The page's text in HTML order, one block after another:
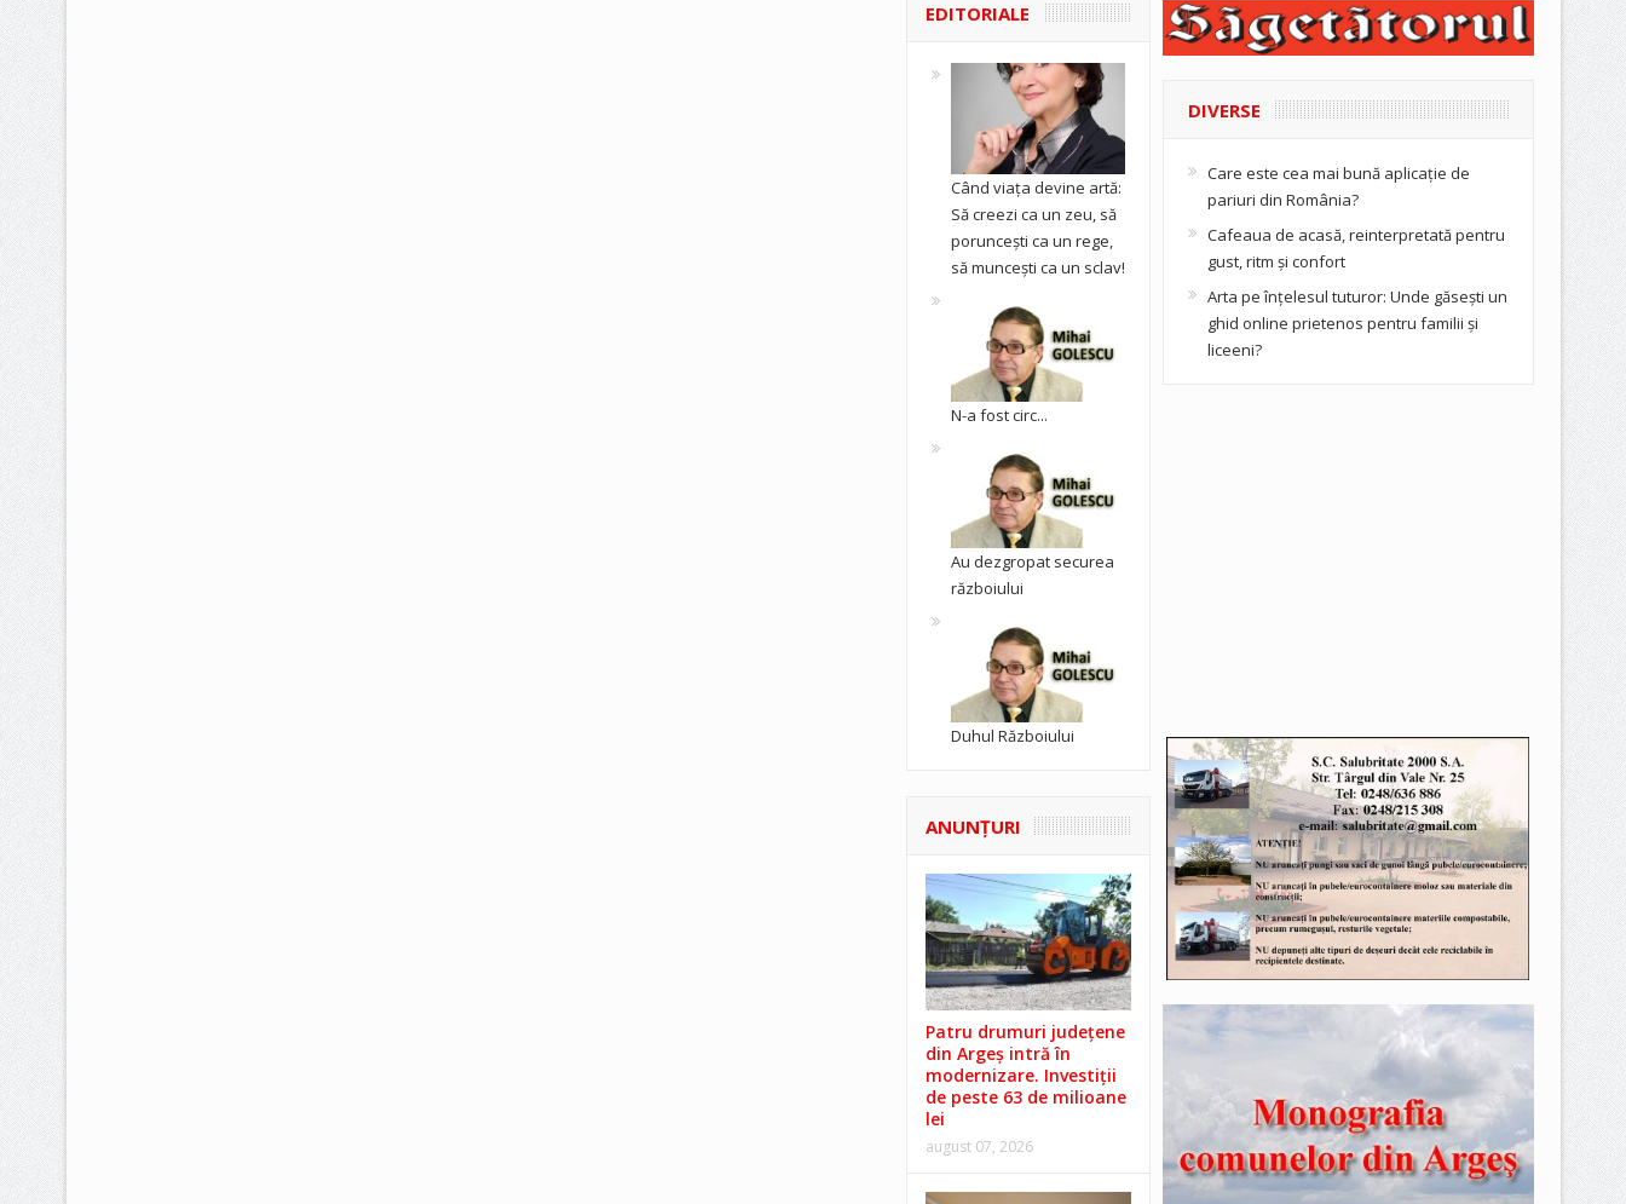
EDITORIALE
Când viața devine artă:
Să creezi ca un zeu, să
poruncești ca un rege,
să muncești ca un sclav!
N-a fost circ...
Au dezgropat securea
războiului
Duhul Războiului
ANUNŢURI
Patru drumuri județene
din Argeș intră în
modernizare. Investiții
de peste 63 de milioane
lei
august 07, 2026
DIVERSE
Care este cea mai bună aplicație de
pariuri din România?
Cafeaua de acasă, reinterpretată pentru
gust, ritm și confort
Arta pe înțelesul tuturor: Unde găsești un
ghid online prietenos pentru familii și
liceeni?